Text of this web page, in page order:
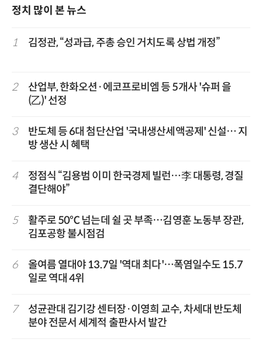
정치 많이 본 뉴스
1 김정관, “성과급, 주총 승인 거치도록 상법 개정”
2
산업부, 한화오션·에코프로비엠 등 5개사 '슈퍼 을
(乙)' 선정
3
반도체 등 6대 첨단산업 '국내생산세액공제' 신설… 지
방 생산 시 혜택
4
정점식 “김용범 이미 한국경제 빌런…李 대통령, 경질
결단해야”
5
활주로 50℃ 넘는데 쉴 곳 부족…김영훈 노동부 장관,
김포공항 불시점검
6
올여름 열대야 13.7일 '역대 최다'…폭염일수도 15.7
일로 역대 4위
7
성균관대 김기강 센터장·이영희 교수, 차세대 반도체
분야 전문서 세계적 출판사서 발간